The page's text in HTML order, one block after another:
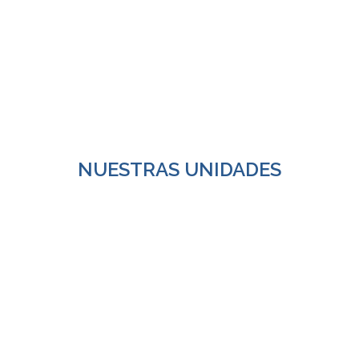
NUESTRAS UNIDADES